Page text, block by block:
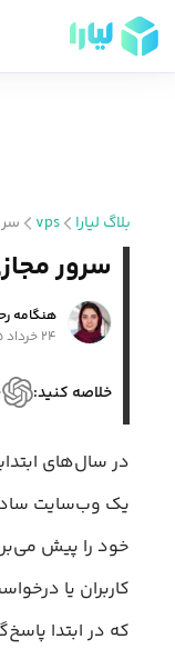
بلاگ لیارا vps
سرور
هنگامه
۲۴ خرداد ۱۴۰۵
خلاصه کنید:
در سال‌های
یک وب‌سایت
خود را پیش
که در ابتدا